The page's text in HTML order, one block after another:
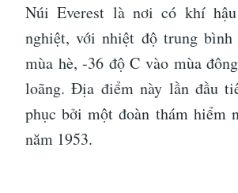
Núi Everest là nơi có khí
nghiệt, với nhiệt độ trung
mùa hè, -36 độ C vào mùa
loãng. Địa điểm này lần đầu
phục bởi một đoàn thám hiểm
năm 1953.